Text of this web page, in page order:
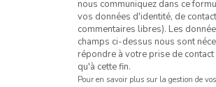
nous communiquez dans ce
vos données d'identité, de
commentaires libres). Les
champs ci-dessus nous sont
répondre à votre prise de
qu'à cette fin.
Pour en savoir plus sur la gestion de